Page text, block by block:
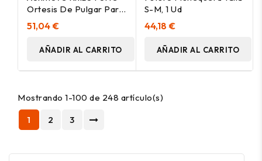
Ortesis De Pulgar Para
Mano Izquierda Talla L, 1
Ud
51,04 €
AÑADIR AL CARRITO
S-M, 1 Ud
44,18 €
AÑADIR AL CARRITO
Mostrando 1-100 de 248 artículo(s)
1
2 3